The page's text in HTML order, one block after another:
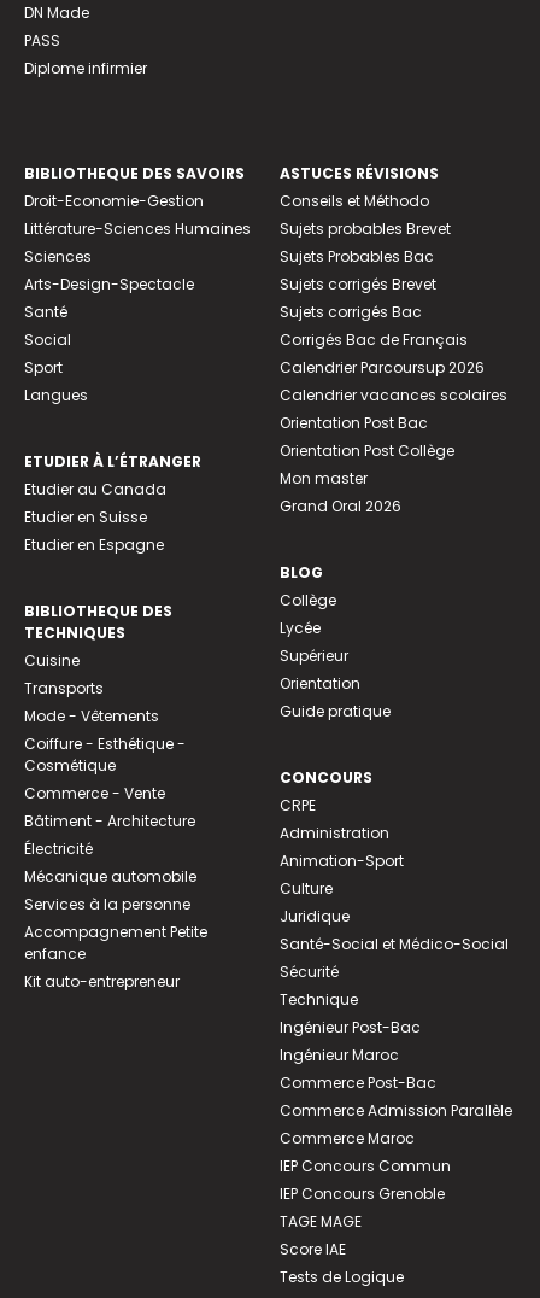
DN Made
PASS
Diplome infirmier
BIBLIOTHEQUE DES SAVOIRS
Droit-Economie-Gestion
Littérature-Sciences Humaines
Sciences
Arts-Design-Spectacle
Santé
Social
Sport
Langues
ETUDIER À L’ÉTRANGER
Etudier au Canada
Etudier en Suisse
Etudier en Espagne
BIBLIOTHEQUE DES
TECHNIQUES
Cuisine
Transports
Mode - Vêtements
Coiffure - Esthétique -
Cosmétique
Commerce - Vente
Bâtiment - Architecture
Électricité
Mécanique automobile
Services à la personne
Accompagnement Petite
enfance
Kit auto-entrepreneur
ASTUCES RÉVISIONS
Conseils et Méthodo
Sujets probables Brevet
Sujets Probables Bac
Sujets corrigés Brevet
Sujets corrigés Bac
Corrigés Bac de Français
Calendrier Parcoursup 2026
Calendrier vacances scolaires
Orientation Post Bac
Orientation Post Collège
Mon master
Grand Oral 2026
BLOG
Collège
Lycée
Supérieur
Orientation
Guide pratique
CONCOURS
CRPE
Administration
Animation-Sport
Culture
Juridique
Santé-Social et Médico-Social
Sécurité
Technique
Ingénieur Post-Bac
Ingénieur Maroc
Commerce Post-Bac
Commerce Admission Parallèle
Commerce Maroc
IEP Concours Commun
IEP Concours Grenoble
TAGE MAGE
Score IAE
Tests de Logique